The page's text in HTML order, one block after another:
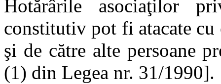
Hotărârile asociaţilor
constitutiv pot fi atacate
şi de către alte persoane
(1) din Legea nr. 31/1990].